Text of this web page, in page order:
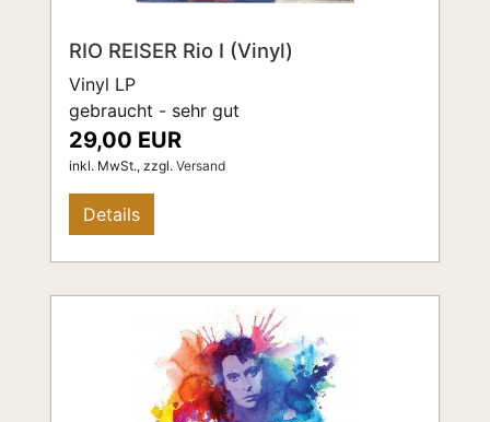
RIO REISER Rio I (Vinyl)
Vinyl LP
gebraucht - sehr gut
29,00 EUR
inkl. MwSt., zzgl. Versand
Details